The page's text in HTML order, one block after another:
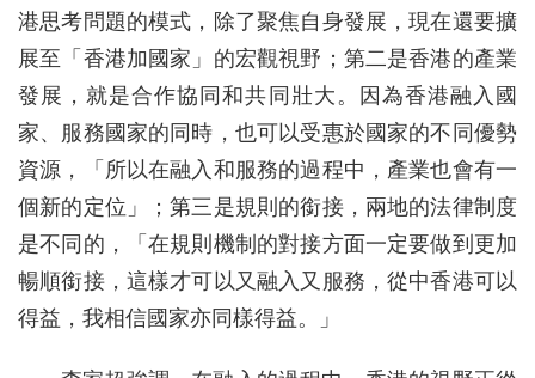
港思考問題的模式，除了聚焦自身發展，現在還要擴
展至「香港加國家」的宏觀視野；第二是香港的產業
發展，就是合作協同和共同壯大。因為香港融入國
家、服務國家的同時，也可以受惠於國家的不同優勢
資源，「所以在融入和服務的過程中，產業也會有一
個新的定位」；第三是規則的銜接，兩地的法律制度
是不同的，「在規則機制的對接方面一定要做到更加
暢順銜接，這樣才可以又融入又服務，從中香港可以
得益，我相信國家亦同樣得益。」